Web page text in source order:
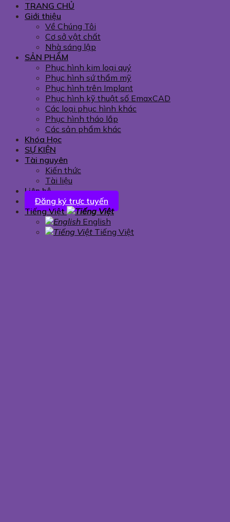
TRANG CHỦ
Giới thiệu
Về Chúng Tôi
Cơ sở vật chất
Nhà sáng lập
SẢN PHẨM
Phục hình kim loại quý
Phục hình sứ thẩm mỹ
Phục hình trên Implant
Phục hình kỹ thuật số EmaxCAD
Các loại phục hình khác
Phục hình tháo lắp
Các sản phẩm khác
Khóa Học
SỰ KIỆN
Tài nguyên
Kiến thức
Tài liệu
Liên hệ
Đăng ký trực tuyến
Tiếng Việt
English
Tiếng Việt